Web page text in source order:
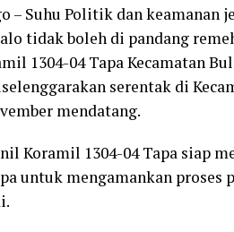
– Suhu Politik dan keamanan
tidak boleh di pandang
1304-04 Tapa Kecamatan
serentak di
mendatang.
Koramil 1304-04 Tapa siap
untuk mengamankan proses